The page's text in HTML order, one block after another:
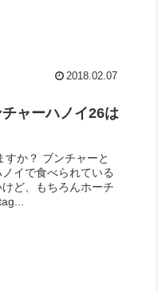
2018.02.07
ャーハノイ26は
か？ ブンチャーと
イで食べられている
ど、もちろんホーチ